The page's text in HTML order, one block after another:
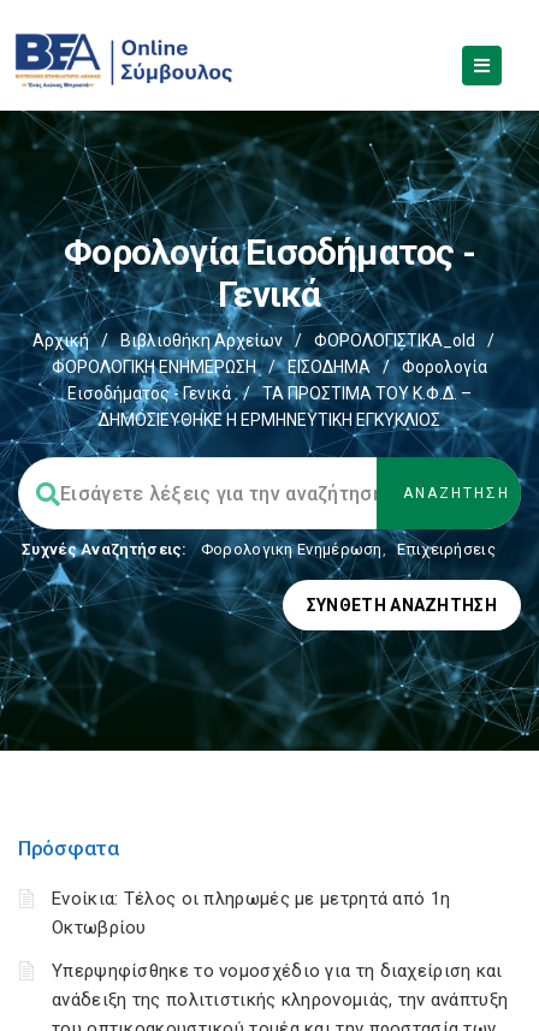
Φορολογία Εισοδήματος -
Γενικά
Αρχική / Βιβλιοθήκη Αρχείων / ΦΟΡΟΛΟΓΙΣΤΙΚΑ_old
/
ΦΟΡΟΛΟΓΙΚΗ ΕΝΗΜΕΡΩΣΗ
/ ΕΙΣΟΔΗΜΑ /
Φορολογία
Εισοδήματος - Γενικά
/
ΤΑ ΠΡΟΣΤΙΜΑ ΤΟΥ Κ.Φ.Δ. –
ΔΗΜΟΣΙΕΥΘΗΚΕ Η ΕΡΜΗΝΕΥΤΙΚΗ ΕΓΚΥΚΛΙΟΣ
Συχνές Αναζητήσεις: Φορολογικη Ενημέρωση, Επιχειρήσεις
ΣΎΝΘΕΤΗ ΑΝΑΖΉΤΗΣΗ
Πρόσφατα
Ενοίκια: Τέλος οι πληρωμές με μετρητά από 1η
Οκτωβρίου
Υπερψηφίσθηκε το νομοσχέδιο για τη διαχείριση και
ανάδειξη της πολιτιστικής κληρονομιάς, την ανάπτυξη